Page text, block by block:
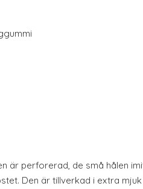
är perforerad, de små hålen
Den är tillverkad i extra mjuk